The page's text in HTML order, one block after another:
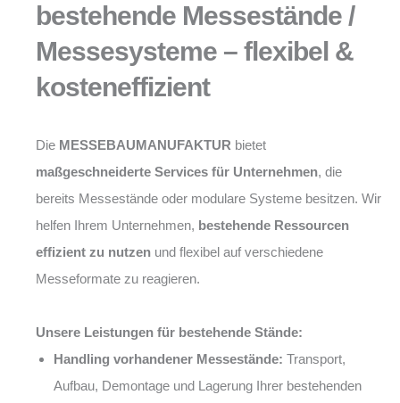
bestehende Messestände /
Messesysteme – flexibel &
kosteneffizient
Die MESSEBAUMANUFAKTUR bietet
maßgeschneiderte Services für Unternehmen, die
bereits Messestände oder modulare Systeme besitzen. Wir
helfen Ihrem Unternehmen, bestehende Ressourcen
effizient zu nutzen und flexibel auf verschiedene
Messeformate zu reagieren.
Unsere Leistungen für bestehende Stände:
Handling vorhandener Messestände: Transport,
Aufbau, Demontage und Lagerung Ihrer bestehenden